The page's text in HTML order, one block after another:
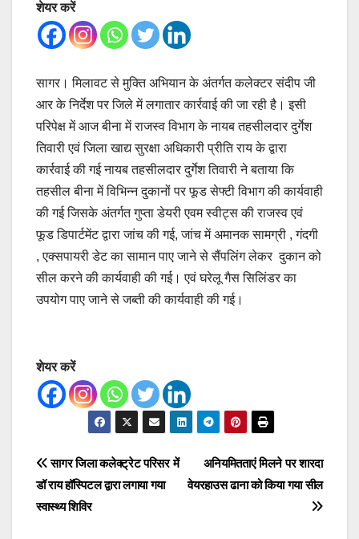
शेयर करें
सागर। मिलावट से मुक्ति अभियान के अंतर्गत कलेक्टर संदीप जी
आर के निर्देश पर जिले में लगातार कार्रवाई की जा रही है। इसी
परिपेक्ष में आज बीना में राजस्व विभाग के नायब तहसीलदार दुर्गेश
तिवारी एवं जिला खाद्य सुरक्षा अधिकारी प्रीति राय के द्वारा
कार्रवाई की गई नायब तहसीलदार दुर्गेश तिवारी ने बताया कि
तहसील बीना में विभिन्न दुकानों पर फूड सेफ्टी विभाग की कार्यवाही
की गई जिसके अंतर्गत गुप्ता डेयरी एवम स्वीट्स की राजस्व एवं
फूड डिपार्टमेंट द्वारा जांच की गई, जांच में अमानक सामग्री , गंदगी
, एक्सपायरी डेट का सामान पाए जाने से सैंपलिंग लेकर दुकान को
सील करने की कार्यवाही की गई। एवं घरेलू गैस सिलिंडर का
उपयोग पाए जाने से जब्ती की कार्यवाही की गई।
शेयर करें
Post
navigation
अनियमितताएं मिलने पर शारदा
वेयरहाउस ढाना को किया गया सील
सागर जिला कलेक्ट्रेट परिसर में
डॉ राय हॉस्पिटल द्वारा लगाया गया
स्वास्थ्य शिविर